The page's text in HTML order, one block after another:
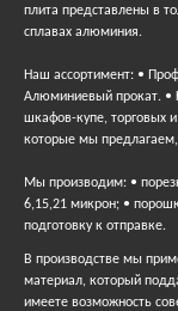
плита представлены в
сплавах алюминия.
Наш ассортимент: •
Алюминиевый прокат. •
шкафов-купе, торговых
которые мы
Мы производим: •
6,15,21 микрон; •
подготовку к отправке.
В производстве мы
материал, который
имеете возможность